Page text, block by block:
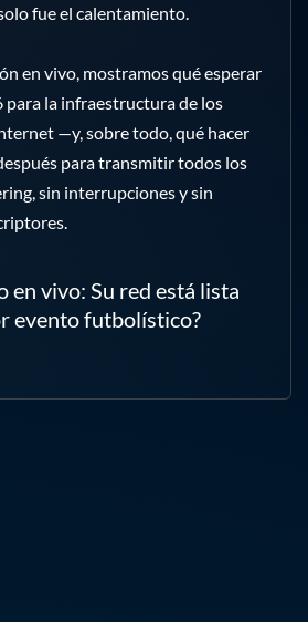
fue el calentamiento.
en vivo, mostramos qué esperar
la infraestructura de los
—y, sobre todo, qué hacer
para transmitir todos los
sin interrupciones y sin
en vivo: Su red está lista
evento futbolístico?